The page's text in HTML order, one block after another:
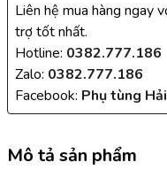
Liên hệ mua hàng ngay
trợ tốt nhất.
Hotline: 0382.777.186
Zalo: 0382.777.186
Facebook: Phụ tùng
Mô tả sản phẩm